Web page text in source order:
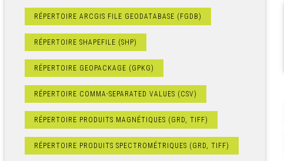
RÉPERTOIRE ARCGIS FILE GEODATABASE (FGDB)
RÉPERTOIRE SHAPEFILE (SHP)
RÉPERTOIRE GEOPACKAGE (GPKG)
RÉPERTOIRE COMMA-SEPARATED VALUES (CSV)
RÉPERTOIRE PRODUITS MAGNÉTIQUES (GRD, TIFF)
RÉPERTOIRE PRODUITS SPECTROMÉTRIQUES (GRD, TIFF)